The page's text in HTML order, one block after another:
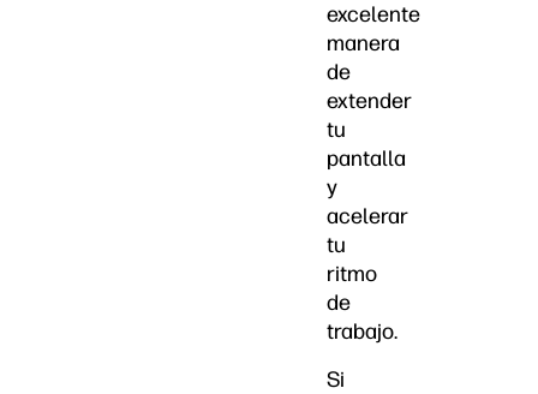
excelente
manera
de
extender
tu
pantalla
y
acelerar
tu
ritmo
de
trabajo.
Si